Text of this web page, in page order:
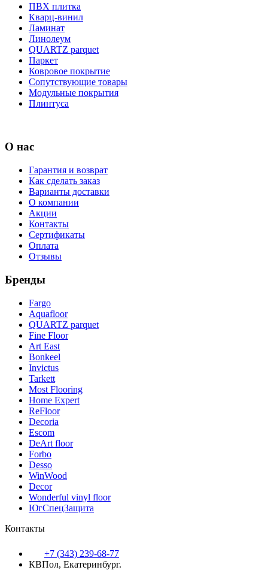
ПВХ плитка
Кварц-винил
Ламинат
Линолеум
QUARTZ parquet
Паркет
Ковровое покрытие
Сопутствующие товары
Модульные покрытия
Плинтуса
О нас
Гарантия и возврат
Как сделать заказ
Варианты доставки
О компании
Акции
Контакты
Сертификаты
Оплата
Отзывы
Бренды
Fargo
Aquafloor
QUARTZ parquet
Fine Floor
Art East
Bonkeel
Invictus
Tarkett
Most Flooring
Home Expert
ReFloor
Decoria
Escom
DeArt floor
Forbo
Desso
WinWood
Decor
Wonderful vinyl floor
ЮгСпецЗащита
Контакты
+7 (343) 239-68-77
КВПол, Екатеринбург.